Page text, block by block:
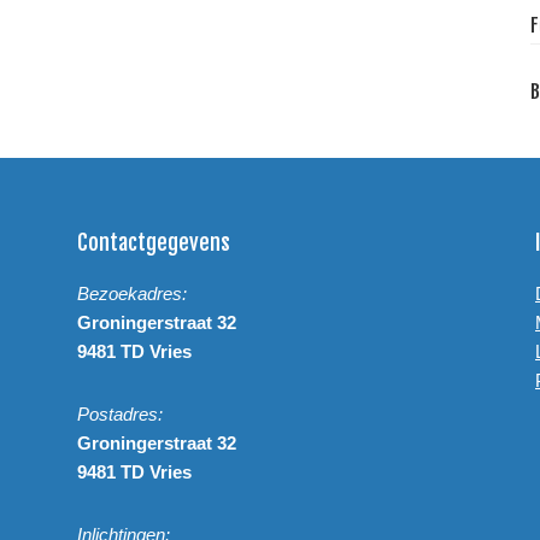
Contactgegevens
Bezoekadres:
Groningerstraat 32
9481 TD Vries
Postadres:
Groningerstraat 32
9481 TD Vries
Inlichtingen: